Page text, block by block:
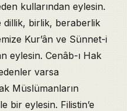
kullarından eylesin.
dillik, birlik, beraberlik
Kur’ân ve Sünnet-i
eylesin. Cenâb-ı Hak
varsa
Müslümanların
bir eylesin. Filistin’e